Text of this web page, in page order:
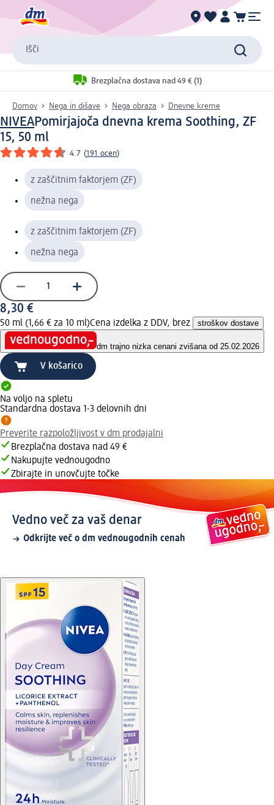
Išči
Brezplačna dostava nad 49 € (1)
Domov Nega in dišave Nega obraza Dnevne kreme
NIVEAPomirjajoča dnevna krema Soothing, ZF
15, 50 ml
4.7 (191 ocen)
z zaščitnim faktorjem (ZF)
nežna nega
z zaščitnim faktorjem (ZF)
nežna nega
8,30 €
50 ml (1,66 € za 10 ml)Cena izdelka z DDV, brez stroškov dostave
dm trajno nizka cenani zvišana od 25.02.2026
V košarico
Na voljo na spletu
Standardna dostava 1-3 delovnih dni
Preverite razpoložljivost v dm prodajalni
Brezplačna dostava nad 49 €
Nakupujte vednougodno
Zbirajte in unovčujte točke
Vedno več za vaš denar
Odkrijte več o dm vednougodnih cenah